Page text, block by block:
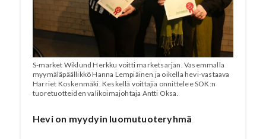
S-market Wiklund Herkku voitti marketsarjan. Vasemmalla
myymäläpäällikkö Hanna Lempiäinen ja oikella hevi-vastaava
Harriet Koskenmäki. Keskellä voittajia onnittelee SOK:n
tuoretuotteiden valikoimajohtaja Antti Oksa.
Hevi on myydyin luomutuoteryhmä